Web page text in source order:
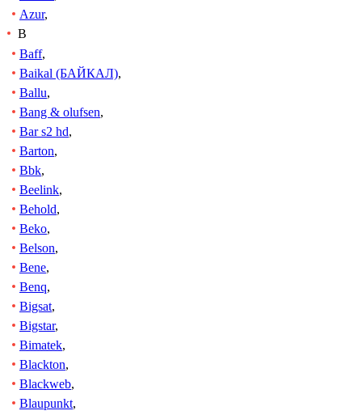
Azur,
B
Baff,
Baikal (БАЙКАЛ),
Ballu,
Bang & olufsen,
Bar s2 hd,
Barton,
Bbk,
Beelink,
Behold,
Beko,
Belson,
Bene,
Benq,
Bigsat,
Bigstar,
Bimatek,
Blackton,
Blackweb,
Blaupunkt,